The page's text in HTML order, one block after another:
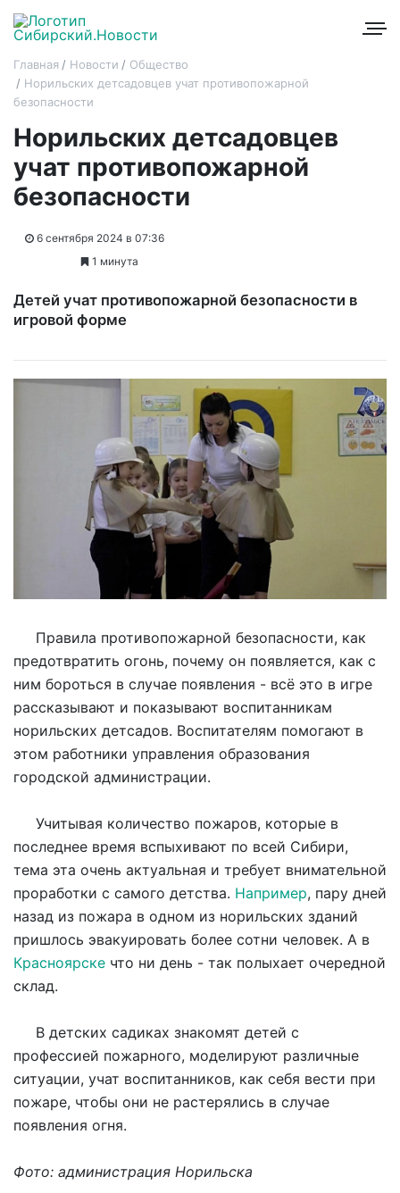
Главная Новости
Общество
Норильских детсадовцев учат противопожарной
безопасности
Норильских детсадовцев
учат противопожарной
безопасности
6 сентября 2024 в 07:36
1 минута
Детей учат противопожарной безопасности в
игровой форме
Правила противопожарной безопасности, как
предотвратить огонь, почему он появляется, как с
ним бороться в случае появления - всё это в игре
рассказывают и показывают воспитанникам
норильских детсадов. Воспитателям помогают в
этом работники управления образования
городской администрации.
Учитывая количество пожаров, которые в
последнее время вспыхивают по всей Сибири,
тема эта очень актуальная и требует внимательной
проработки с самого детства. Например, пару дней
назад из пожара в одном из норильских зданий
пришлось эвакуировать более сотни человек. А в
Красноярске что ни день - так полыхает очередной
склад.
В детских садиках знакомят детей с
профессией пожарного, моделируют различные
ситуации, учат воспитанников, как себя вести при
пожаре, чтобы они не растерялись в случае
появления огня.
Фото: администрация Норильска